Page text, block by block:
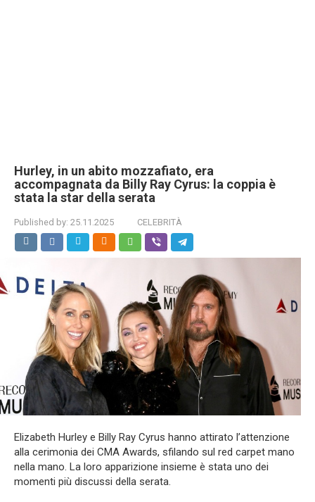
Hurley, in un abito mozzafiato, era
accompagnata da Billy Ray Cyrus: la coppia è
stata la star della serata
Published by: 25.11.2025 CELEBRITÀ
Elizabeth Hurley e Billy Ray Cyrus hanno attirato l’attenzione
alla cerimonia dei CMA Awards, sfilando sul red carpet mano
nella mano. La loro apparizione insieme è stata uno dei
momenti più discussi della serata.